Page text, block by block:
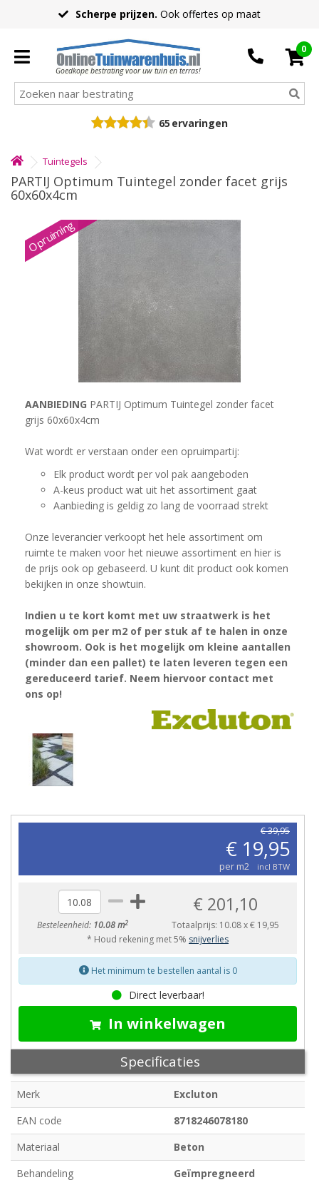
Scherpe prijzen. Ook offertes op maat
Goedkope bestrating voor uw tuin en terras!
0
65 ervaringen
Tuintegels
PARTIJ Optimum Tuintegel zonder facet grijs
60x60x4cm
Opruiming
AANBIEDING PARTIJ Optimum Tuintegel zonder facet
grijs 60x60x4cm
Wat wordt er verstaan onder een opruimpartij:
Elk product wordt per vol pak aangeboden
A-keus product wat uit het assortiment gaat
Aanbieding is geldig zo lang de voorraad strekt
Onze leverancier verkoopt het hele assortiment om
ruimte te maken voor het nieuwe assortiment en hier is
de prijs ook op gebaseerd. U kunt dit product ook komen
bekijken in onze showtuin.
Indien u te kort komt met uw straatwerk is het
mogelijk om per m2 of per stuk af te halen in onze
showroom. Ook is het mogelijk om kleine aantallen
(minder dan een pallet) te laten leveren tegen een
gereduceerd tarief. Neem hiervoor contact met
ons op!
€ 39,95
€ 19,95
per m2 incl BTW
Besteleenheid: 10.08 m2
€ 201,10
Totaalprijs: 10.08x€ 19,95
* Houd rekening met 5% snijverlies
Het minimum te bestellen aantal is 0
Direct leverbaar!
In winkelwagen
Specificaties
Merk
Excluton
EAN code
8718246078180
Materiaal
Beton
Behandeling
Geïmpregneerd